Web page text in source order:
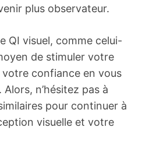
plus observateur.
QI visuel, comme celui-
de stimuler votre
confiance en vous
n’hésitez pas à
pour continuer à
visuelle et votre